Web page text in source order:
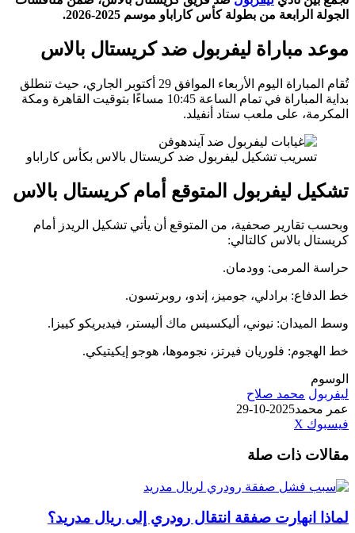
من بطولة كأس كاراباو موسم 2025-2026.
مباراة ليفربول ضد كريستال بالاس
تُقام المباراة اليوم الأربعاء الموافق 29 أكتوبر الجاري، حيث تنطلق
بداية المباراة في تمام الساعة 10:45 مساءًا بتوقيت القاهرة ومكة
على ملعب ستاد أنفيلد.
تشكيل ليفربول ضد كريستال بالاس بكأس كاراباو
ليفربول المتوقع أمام كريستال بالاس
صحفية، من المتوقع أن يأتي تشكيل الريدز أمام
بالاس كالتالي:
المرمى: وودمان.
برادلي، جوميز، إندو، روبرتسون.
نيوني، أليكسيس ماك أليستر، فيديريكو كييزا.
فلوريان فيرتز، نجوموها، هوجو إيكيتيكي.
محمد صلاح
2025-10-29
‫Xلينكدإن
بينتيريست
مشاركة
البريد
طباعة
ذات صلة
انهارت صفقة انتقال رودري إلى ريال مدريد؟